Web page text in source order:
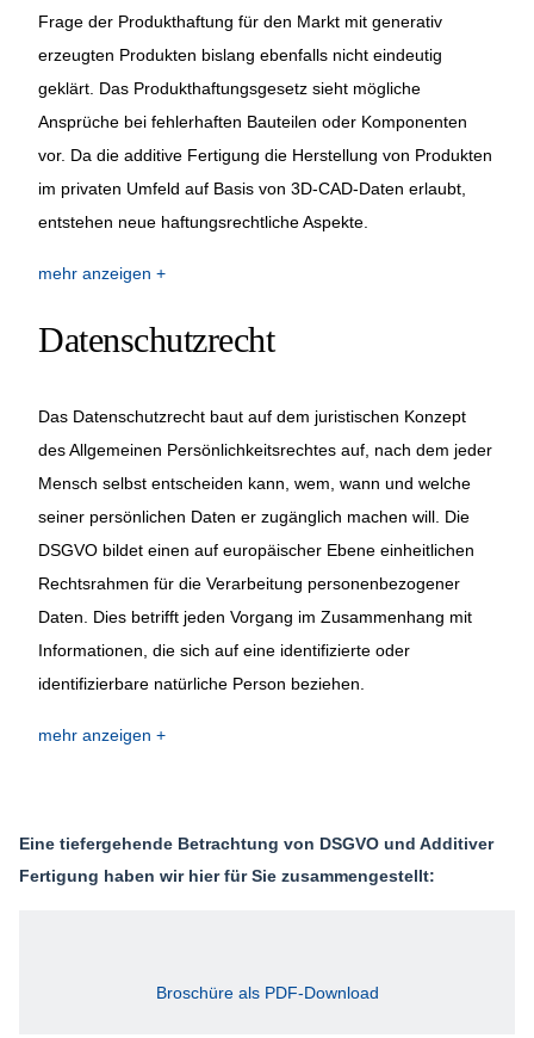
Frage der Produkthaftung für den Markt mit generativ
erzeugten Produkten bislang ebenfalls nicht eindeutig
geklärt. Das Produkthaftungsgesetz sieht mögliche
Ansprüche bei fehlerhaften Bauteilen oder Komponenten
vor. Da dieadditive Fertigung die Herstellung von Produkten
im privaten Umfeld auf Basis von 3D-CAD-Daten erlaubt,
entstehen neue haftungsrechtliche Aspekte.
mehr anzeigen
Datenschutzrecht
Das Datenschutzrecht baut auf dem juristischen Konzept
des Allgemeinen Persönlichkeitsrechtes auf, nach dem jeder
Mensch selbst entscheiden kann, wem, wann und welche
seiner persönlichen Daten er zugänglich machen will. Die
DSGVO bildet einen auf europäischer Ebene einheitlichen
Rechtsrahmen für die Verarbeitung personenbezogener
Daten. Dies betrifft jeden Vorgang im Zusammenhang mit
Informationen, die sich auf eine identifizierte oder
identifizierbare natürliche Person beziehen.
mehr anzeigen
Eine tiefergehende Betrachtung von DSGVO und Additiver
Fertigung haben wir hier für Sie zusammengestellt:
Broschüre als PDF-Download